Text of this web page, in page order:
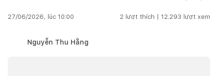
27/06/2026, lúc 10:00 2 lượt thích | 12.293 lượt xem
Nguyễn Thu Hằng